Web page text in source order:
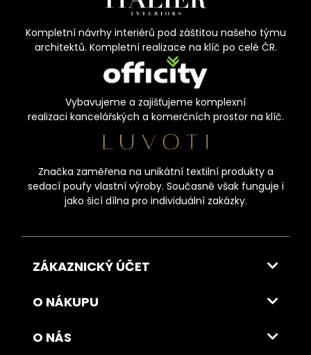
Kompletní návrhy interiérů pod záštitou našeho týmu
architektů. Kompletní realizace na klíč po celé ČR.
Vybavujeme a zajišťujeme komplexní
realizaci kancelářských a komerčních prostor na klíč.
Značka zaměřena na unikátní textilní produkty a
sedací poufy vlastní výroby. Současně však funguje i
jako šicí dílna pro individuální zakázky.
ZÁKAZNICKÝ ÚČET
O NÁKUPU
O NÁS